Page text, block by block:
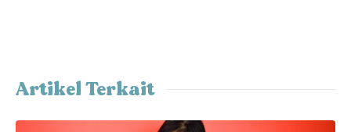
Artikel Terkait